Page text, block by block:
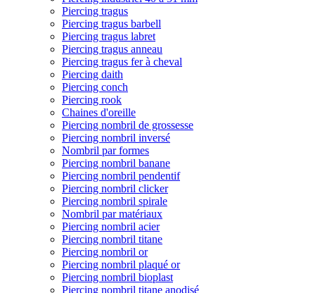
Piercing tragus
Piercing tragus barbell
Piercing tragus labret
Piercing tragus anneau
Piercing tragus fer à cheval
Piercing daith
Piercing conch
Piercing rook
Chaines d'oreille
Piercing nombril de grossesse
Piercing nombril inversé
Nombril par formes
Piercing nombril banane
Piercing nombril pendentif
Piercing nombril clicker
Piercing nombril spirale
Nombril par matériaux
Piercing nombril acier
Piercing nombril titane
Piercing nombril or
Piercing nombril plaqué or
Piercing nombril bioplast
Piercing nombril titane anodisé